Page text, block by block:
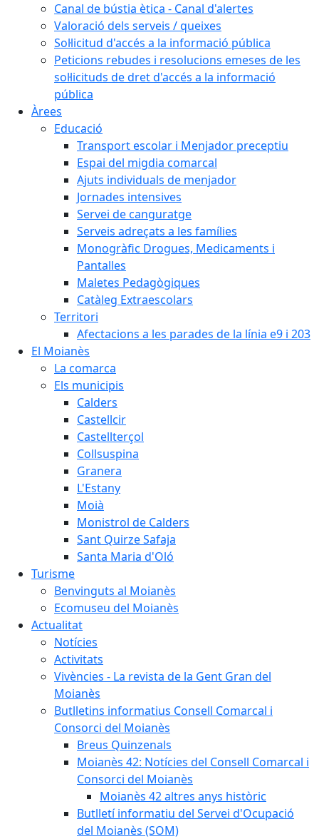
Canal de bústia ètica - Canal d'alertes
Valoració dels serveis / queixes
Sol·licitud d'accés a la informació pública
Peticions rebudes i resolucions emeses de les
sol·licituds de dret d'accés a la informació
pública
Àrees
Educació
Transport escolar i Menjador preceptiu
Espai del migdia comarcal
Ajuts individuals de menjador
Jornades intensives
Servei de canguratge
Serveis adreçats a les famílies
Monogràfic Drogues, Medicaments i
Pantalles
Maletes Pedagògiques
Catàleg Extraescolars
Territori
Afectacions a les parades de la línia e9 i 203
El Moianès
La comarca
Els municipis
Calders
Castellcir
Castellterçol
Collsuspina
Granera
L'Estany
Moià
Monistrol de Calders
Sant Quirze Safaja
Santa Maria d'Oló
Turisme
Benvinguts al Moianès
Ecomuseu del Moianès
Actualitat
Notícies
Activitats
Vivències - La revista de la Gent Gran del
Moianès
Butlletins informatius Consell Comarcal i
Consorci del Moianès
Breus Quinzenals
Moianès 42: Notícies del Consell Comarcal i
Consorci del Moianès
Moianès 42 altres anys històric
Butlletí informatiu del Servei d'Ocupació
del Moianès (SOM)